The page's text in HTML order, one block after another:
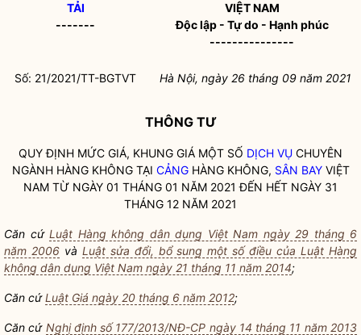
TẢI
-------
VIỆT NAM
Độc lập - Tự do - Hạnh phúc
---------------
Số: 21/2021/TT-BGTVT Hà Nội, ngày 26 tháng 09 năm 2021
THÔNG TƯ
QUY ĐỊNH MỨC GIÁ, KHUNG GIÁ MỘT SỐ DỊCH VỤ CHUYÊN
NGÀNH HÀNG KHÔNG TẠI CẢNGHÀNG KHÔNG, SÂN BAYVIỆT
NAM TỪ NGÀY 01 THÁNG 01 NĂM 2021 ĐẾN HẾT NGÀY 31
THÁNG 12 NĂM 2021
Căn cứ Luật Hàng không dân dụng Việt Nam ngày 29 tháng 6
năm 2006và Luật sửa đổi, bổ sung một số điều của Luật Hàng
không dân dụng Việt Nam ngày 21 tháng 11 năm 2014;
Căn cứLuật Giá ngày 20 tháng 6 năm 2012;
Căn cứ Nghị định số 177/2013/NĐ-CP ngày 14 tháng 11 năm 2013